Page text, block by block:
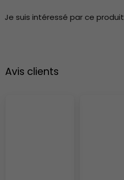
Je suis intéressé par ce produit
Avis clients